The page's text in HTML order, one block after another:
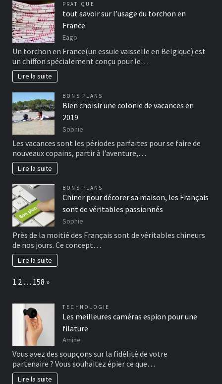
PRATIQUE
tout savoir sur l’usage du torchon en
France
Eago
Un torchon en France(un essuie vaisselle en Belgique) est
un chiffon spécialement conçu pour le…
Lire la suite
BONS PLANS
Bien choisir une colonie de vacances en
2019
Sophie
Les vacances sont les périodes parfaites pour se faire de
nouveaux copains, partir à l’aventure,…
Lire la suite
BONS PLANS
Chiner pour décorer sa maison, les Français
sont de véritables passionnés
Sophie
Près de la moitié des Français sont de véritables chineurs
de nos jours. Ce concept…
Lire la suite
Page:
1 2 … 158 Next
»
TECHNOLOGIE
Les meilleures caméras espion pour une
filature
Amine
Vous avez des soupçons sur la fidélité de votre
partenaire ? Vous souhaitez épier ce que…
Lire la suite